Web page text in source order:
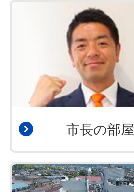
市長の部屋